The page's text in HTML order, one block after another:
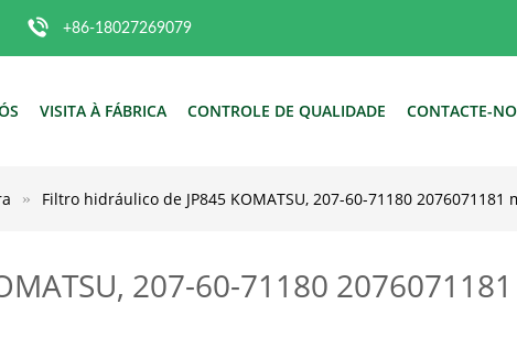
+86-18027269079
VISITA À FÁBRICA CONTROLE DE QUALIDADE CONTACTE-
Filtro hidráulico de JP845 KOMATSU, 207-60-71180
207-60-71180